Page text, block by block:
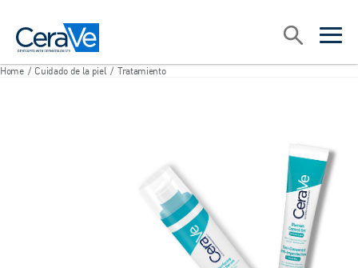
open
open
Search
Home / Cuidado de la piel / Tratamiento